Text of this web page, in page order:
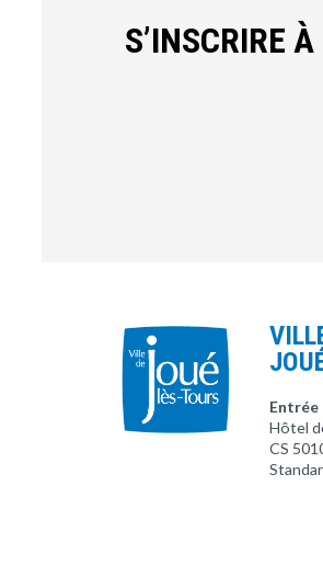
S’INSCRIRE
Entrée
Hôtel
CS